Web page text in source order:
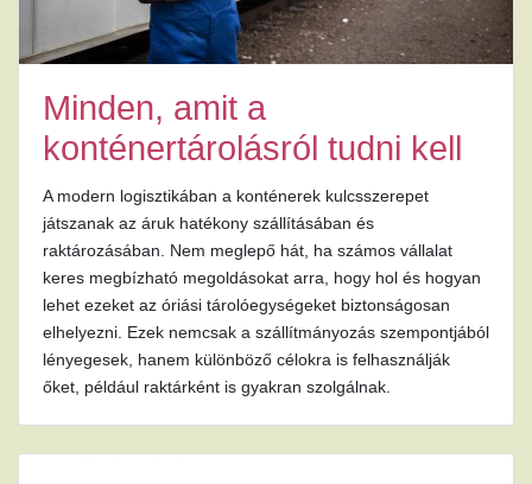
Minden, amit a
konténertárolásról tudni kell
A modern logisztikában a konténerek kulcsszerepet
játszanak az áruk hatékony szállításában és
raktározásában. Nem meglepő hát, ha számos vállalat
keres megbízható megoldásokat arra, hogy hol és hogyan
lehet ezeket az óriási tárolóegységeket biztonságosan
elhelyezni. Ezek nemcsak a szállítmányozás szempontjából
lényegesek, hanem különböző célokra is felhasználják
őket, például raktárként is gyakran szolgálnak.